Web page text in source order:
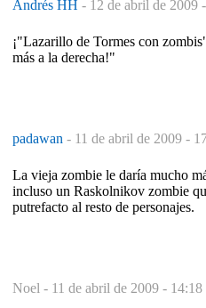
Andrés HH - 12 de abril de 2009
¡"Lazarillo de Tormes con
más a la derecha!"
padawan - 11 de abril de 2009 -
La vieja zombie le daría mucho
incluso un Raskolnikov zombie
putrefacto al resto de personajes.
Noel - 11 de abril de 2009 - 14:18